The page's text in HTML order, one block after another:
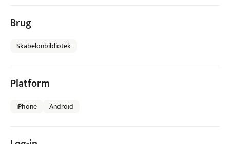
Brug
Skabelonbibliotek
Platform
iPhone Android